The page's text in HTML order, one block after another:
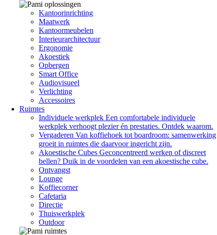
Kantoorinrichting
Maatwerk
Kantoormeubelen
Interieurarchitectuur
Ergonomie
Akoestiek
Opbergen
Smart Office
Audiovisueel
Verlichting
Accessoires
Ruimtes
Individuele werkplek Een comfortabele individuele
werkplek verhoogt plezier én prestaties. Ontdek waarom.
Vergaderen Van koffiehoek tot boardroom: samenwerking
groeit in ruimtes die daarvoor ingericht zijn.
Akoestische Cubes Geconcentreerd werken of discreet
bellen? Duik in de voordelen van een akoestische cube.
Ontvangst
Lounge
Koffiecorner
Cafetaria
Directie
Thuiswerkplek
Outdoor